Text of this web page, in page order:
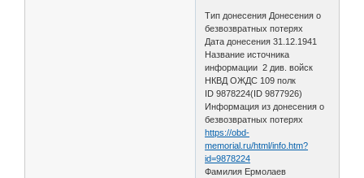
Тип донесения Донесения о
безвозвратных потерях
Дата донесения 31.12.1941
Название источника
информации 2 див. войск
НКВД ОЖДС 109 полк
ID 9878224(ID 9877926)
Информация из донесения о
безвозвратных потерях
https://obd-
memorial.ru/html/info.htm?
id=9878224
Фамилия Ермолаев